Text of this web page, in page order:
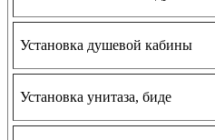
Установка душевой кабины
Установка унитаза, биде